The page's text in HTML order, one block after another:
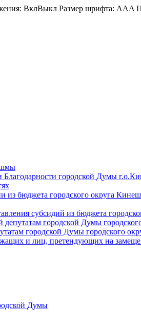
ВклВыкл Размер шрифта: AAA
городской Думы
из бюджета городского округа
субсидий из бюджета
депутатам городской Думы
городской Думы городского
и лиц, претендующих на
Думы